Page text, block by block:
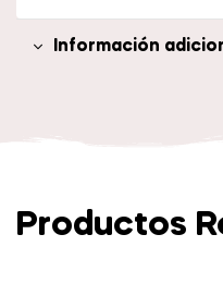
Información
Productos